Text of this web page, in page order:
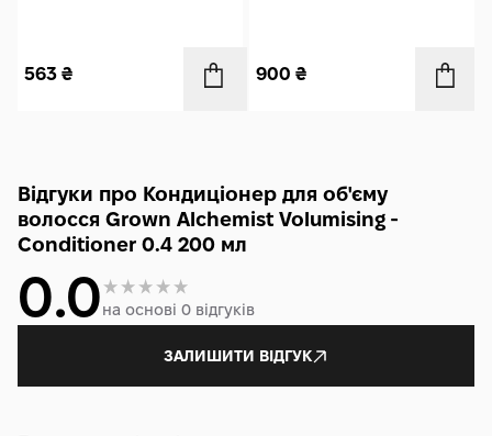
563 ₴ 900 ₴
Відгуки про Кондиціонер для об'єму
волосся Grown Alchemist Volumising -
Conditioner 0.4 200 мл
0.0на основі 0 відгуків
ЗАЛИШИТИ ВІДГУК